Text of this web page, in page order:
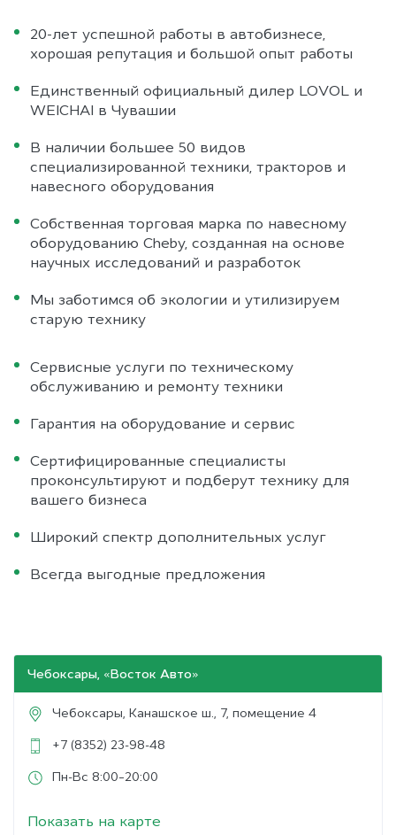
20-лет успешной работы в автобизнесе,
хорошая репутация и большой опыт работы
Единственный официальный дилер LOVOL и
WEICHAI в Чувашии
В наличии большее 50 видов
специализированной техники, тракторов и
навесного оборудования
Собственная торговая марка по навесному
оборудованию Cheby, созданная на основе
научных исследований и разработок
Мы заботимся об экологии и утилизируем
старую технику
Сервисные услуги по техническому
обслуживанию и ремонту техники
Гарантия на оборудование и сервис
Сертифицированные специалисты
проконсультируют и подберут технику для
вашего бизнеса
Широкий спектр дополнительных услуг
Всегда выгодные предложения
Чебоксары, «Восток Авто»
Чебоксары Канашское ш., 7, помещение 4
+7 (8352) 23-98-48
Пн-Вс 8:00–20:00
Показать на карте